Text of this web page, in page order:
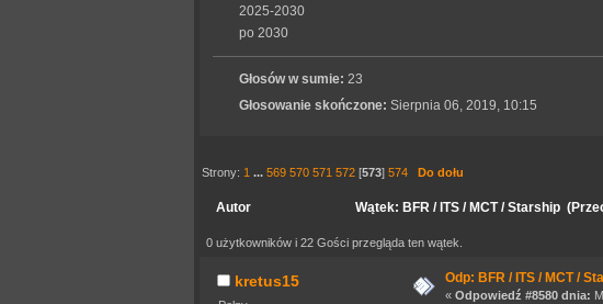
2025-2030
po 2030
Głosów w sumie: 23
Głosowanie skończone: Sierpnia 06, 2019, 10:15
Strony: 1 ...569 570 571 572 [573]574 Do dołu
Autor Wątek: BFR / ITS / MCT / Starship
0 użytkowników i 22 Gości przegląda ten wątek.
kretus15 Odp: BFR / ITS / MCT /
« Odpowiedź #8580 dnia: